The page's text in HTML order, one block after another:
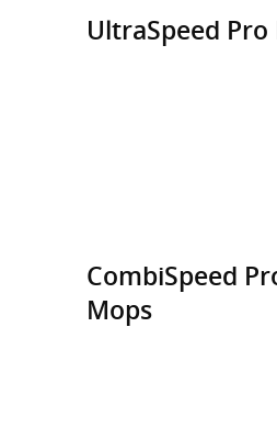
UltraSpeed
CombiSpeed
Mops